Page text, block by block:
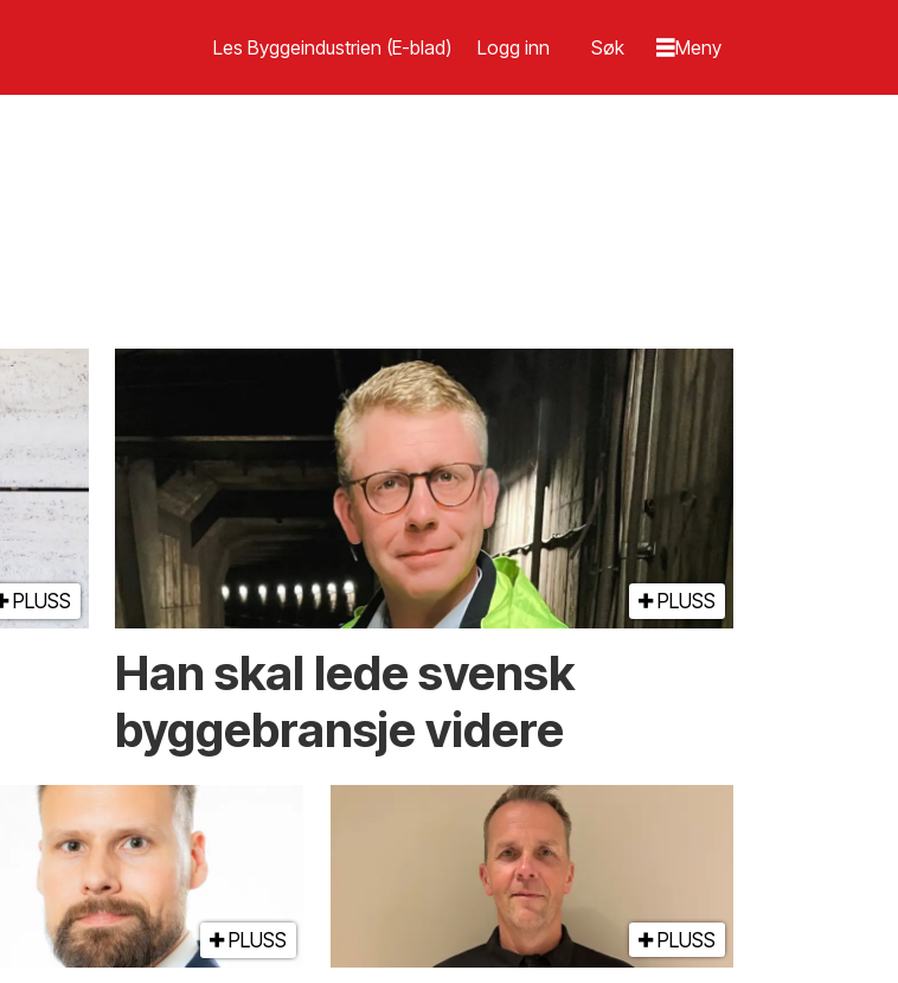
Les Byggeindustrien (E-blad) Logg inn
PLUSS PLUSS
Han skal lede svensk
byggebransje videre
PLUSS PLUSS